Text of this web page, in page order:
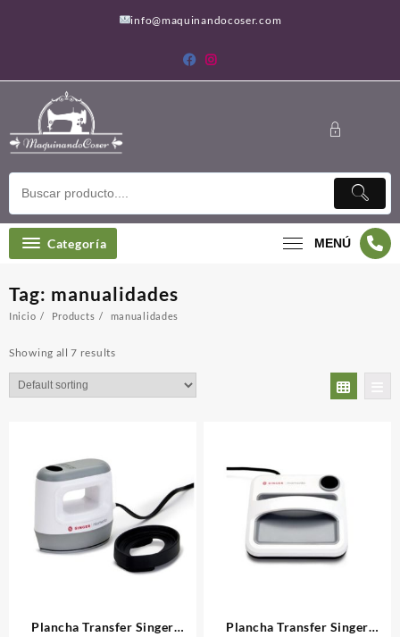
info@maquinandocoser.com
Categoría MENÚ
Tag: manualidades
Inicio Products manualidades
Showing all 7 results
Plancha Transfer Singer
Plancha Transfer Singer